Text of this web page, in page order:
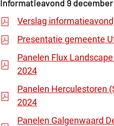
Informatieavond 9
Verslag
Presentatie gemeente
Panelen Flux
2024
Panelen Herculestoren
2024
Panelen Galgenwaard